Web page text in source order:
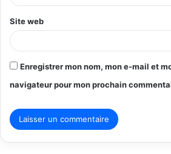
*
Site web
Enregistrer mon nom, mon e-mail et
navigateur pour mon prochain